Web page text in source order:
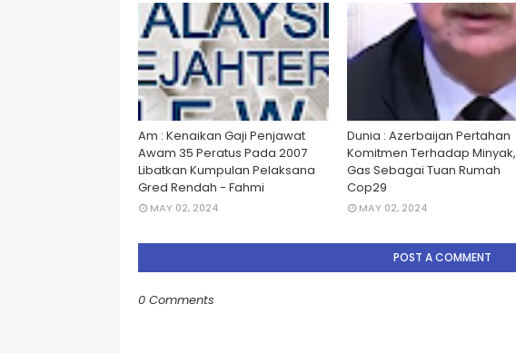
Am : Kenaikan Gaji Penjawat
Awam 35 Peratus Pada 2007
Libatkan Kumpulan Pelaksana
Gred Rendah - Fahmi
MAY 02, 2024
Dunia : Azerbaijan Pertahan
Komitmen Terhadap Minyak,
Gas Sebagai Tuan Rumah
Cop29
MAY 02, 2024
POST A COMMENT
0 Comments